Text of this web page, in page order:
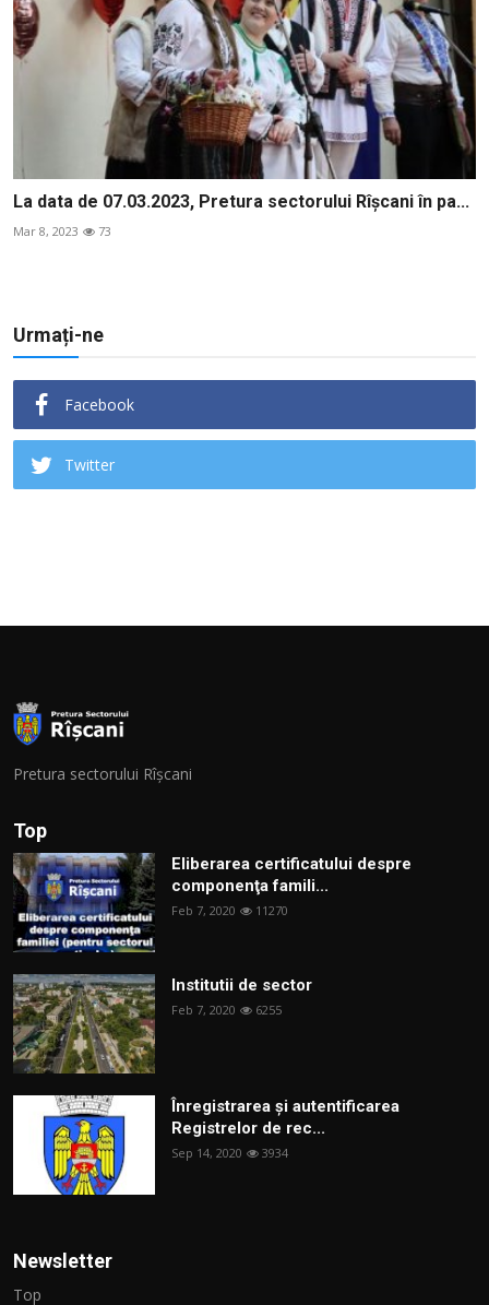
La data de 07.03.2023, Pretura sectorului Rîșcani în pa...
Mar 8, 2023 73
Urmați-ne
Facebook
Twitter
Pretura sectorului Rîșcani
Top
Eliberarea certificatului despre
componenţa famili...
Feb 7, 2020 11270
Institutii de sector
Feb 7, 2020 6255
Înregistrarea și autentificarea
Registrelor de rec...
Sep 14, 2020 3934
Newsletter
Top